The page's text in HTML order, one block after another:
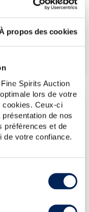
propos des cookies
Spirits Auction
lors de votre
cookies. Ceux-ci
de nos
préférences et de
de votre confiance.
annuel)
1 192€
1 251€